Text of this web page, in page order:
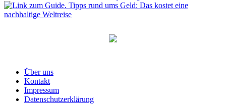
Über uns
Kontakt
Impressum
Datenschutzerklärung